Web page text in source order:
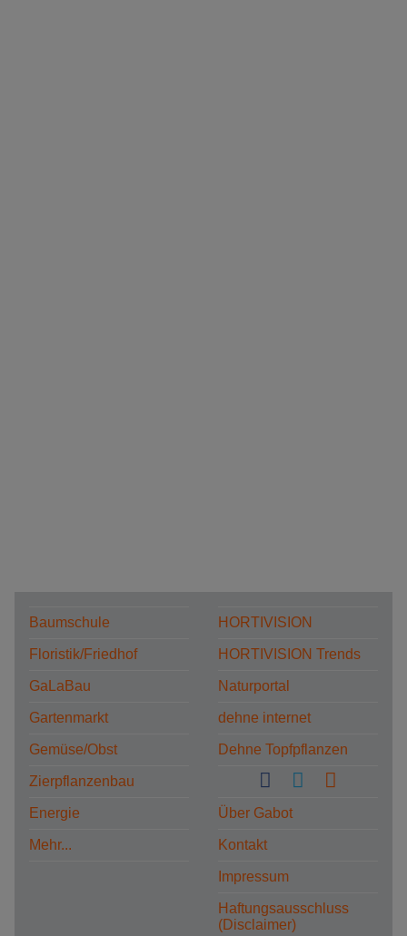
Baumschule
Floristik/Friedhof
GaLaBau
Gartenmarkt
Gemüse/Obst
Zierpflanzenbau
Energie
Mehr...
HORTIVISION
HORTIVISION Trends
Naturportal
dehne internet
Dehne Topfpflanzen
Über Gabot
Kontakt
Impressum
Haftungsausschluss
(Disclaimer)